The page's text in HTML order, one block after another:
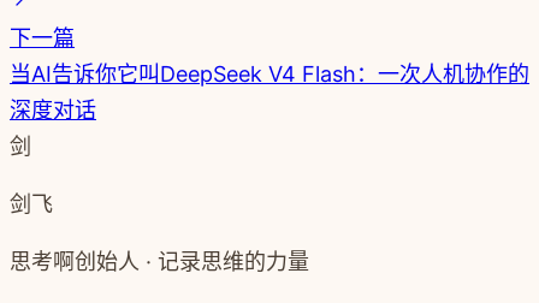
下一篇
当AI告诉你它叫DeepSeek V4 Flash：一次人机协作的
深度对话
剑
剑飞
思考啊创始人 · 记录思维的力量